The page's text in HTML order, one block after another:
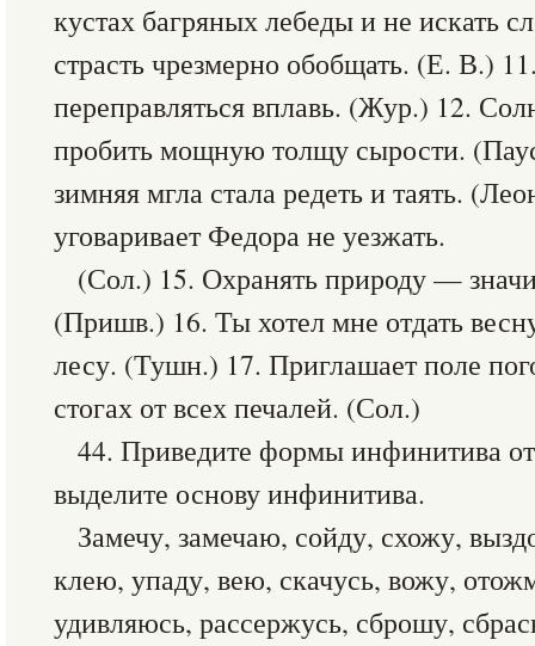
кустах багряных лебеды и не искать
страсть чрезмерно обобщать. (Е. В.)
переправляться вплавь. (Жур.) 12.
пробить мощную толщу сырости.
зимняя мгла стала редеть и таять.
уговаривает Федора не уезжать.
(Сол.) 15. Охранять природу —
(Пришв.) 16. Ты хотел мне отдать
лесу. (Тушн.) 17. Приглашает поле
стогах от всех печалей. (Сол.)
44. Приведите формы инфинитива
выделите основу инфинитива.
Замечу, замечаю, сойду, схожу,
клею, упаду, вею, скачусь, вожу,
удивляюсь, рассержусь, сброшу,